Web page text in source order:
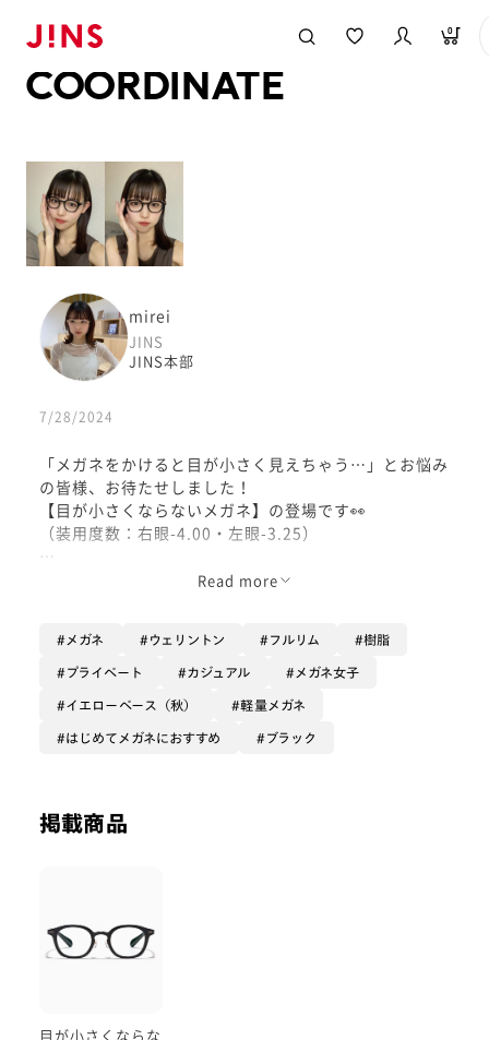
0
COORDINATE
mirei
JINS
JINS本部
7/28/2024
「メガネをかけると目が小さく見えちゃう…」とお悩み
の皆様、お待たせしました！
【目が小さくならないメガネ】の登場です👀
（装用度数：右眼-4.00・左眼-3.25）
目のサイズに近いレンズのサイズ感が目が小さく見えづ
やすい外側のフレームが厚くなっています！
軽量樹脂と頭を抱え込むようなテンプルでフィット感も
お子様はできる限りお店でサイズ感の確認をおすすめし
ております😊
Read more
メガネ ウェリントン フルリム 樹脂
プライベート カジュアル メガネ女子
イエローベース（秋） 軽量メガネ
はじめてメガネにおすすめ ブラック
掲載商品
目が小さくならな